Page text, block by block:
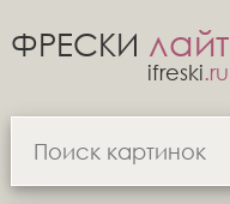
ФРЕСКИ лайт
ifreski.ru